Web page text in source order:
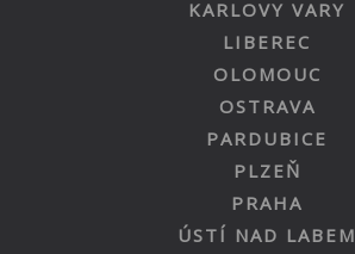
KARLOVY VARY
LIBEREC
OLOMOUC
OSTRAVA
PARDUBICE
PLZEŇ
PRAHA
ÚSTÍ NAD LABEM